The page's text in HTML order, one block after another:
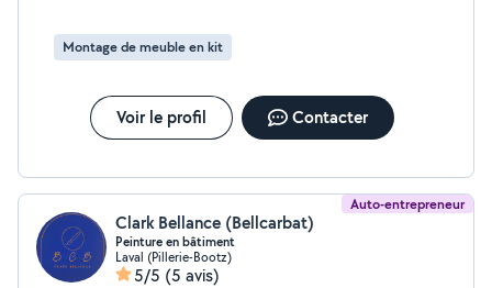
Montage de meuble en kit
Voir le profil Contacter
Auto-entrepreneur
Clark Bellance (Bellcarbat)
Peinture en bâtiment
Laval (Pillerie-Bootz)
5/5 (5 avis)